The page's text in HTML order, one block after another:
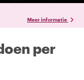
Meer informatie
per